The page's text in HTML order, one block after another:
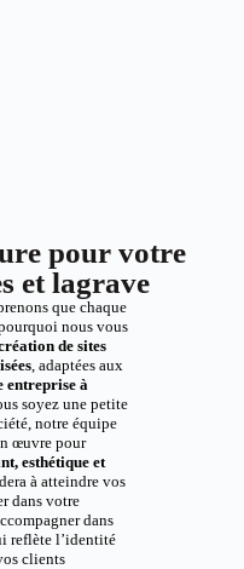
pour votre
et lagrave
que chaque
nous vous
de sites
, adaptées aux
entreprise à
soyez une petite
notre équipe
œuvre pour
esthétique et
à atteindre vos
dans votre
dans
reflète l’identité
clients